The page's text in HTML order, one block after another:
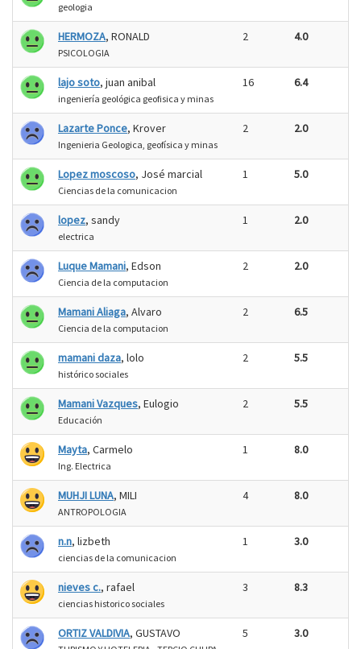
geologia
HERMOZA, RONALD
PSICOLOGIA
2 4.0
lajo soto, juan anibal
ingeniería geológica geofisica y minas
16 6.4
Lazarte Ponce, Krover
Ingenieria Geologica, geofísica y minas
2 2.0
Lopez moscoso, José marcial
Ciencias de la comunicacion
1 5.0
lopez, sandy
electrica
1 2.0
Luque Mamani, Edson
Ciencia de la computacion
2 2.0
Mamani Aliaga, Alvaro
Ciencia de la computacion
2 6.5
mamani daza, lolo
histórico sociales
2 5.5
Mamani Vazques, Eulogio
Educación
2 5.5
Mayta, Carmelo
Ing. Electrica
1 8.0
MUHJI LUNA, MILI
ANTROPOLOGIA
4 8.0
n.n, lizbeth
ciencias de la comunicacion
1 3.0
nieves c., rafael
ciencias historico sociales
3 8.3
ORTIZ VALDIVIA, GUSTAVO 5 3.0